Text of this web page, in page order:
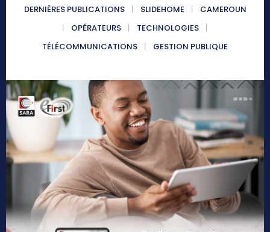
DERNIÈRES PUBLICATIONS SLIDEHOME
CAMEROUN
OPÉRATEURS
TECHNOLOGIES
TÉLÉCOMMUNICATIONS
GESTION PUBLIQUE